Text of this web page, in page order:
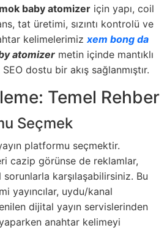
baby atomizer için yapı, coil
tat üretimi, sızıntı kontrolü ve
kelimelerimiz xem bong da
atomizer metin içinde mantıklı
dostu bir akış sağlanmıştır.
Temel Rehber
Seçmek
platformu seçmektir.
cazip görünse de reklamlar,
karşılaşabilirsiniz. Bu
yayıncılar, uydu/kanal
dijital yayın servislerinden
anahtar kelimeyi